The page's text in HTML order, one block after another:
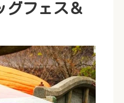
グフェス＆